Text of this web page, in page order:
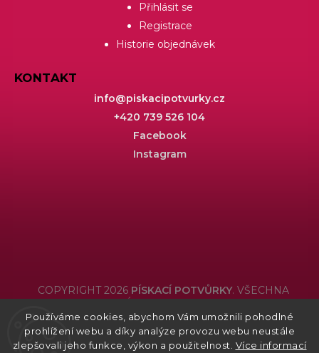
Používáme cookies, abychom Vám umožnili pohodlné
prohlížení webu a díky analýze provozu webu neustále
zlepšovali jeho funkce, výkon a použitelnost. Více informací
Přihlásit se
Registrace
Historie objednávek
KONTAKT
info@piskacipotvurky.cz
+420 739 526 104
Facebook
Instagram
COPYRIGHT 2026 PÍSKACÍ POTVŮRKY. VŠECHNA
PRÁVA VYHRAZENA.
Grafický návrh vytvořil a nakódoval Shoptak.cz